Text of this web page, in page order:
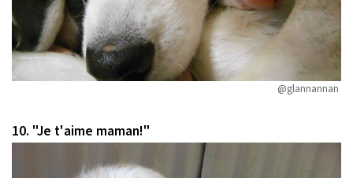
@glannannan
10. "Je t'aime maman!"